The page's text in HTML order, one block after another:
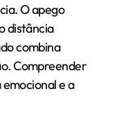
O apego
distância
combina
Compreender
e a